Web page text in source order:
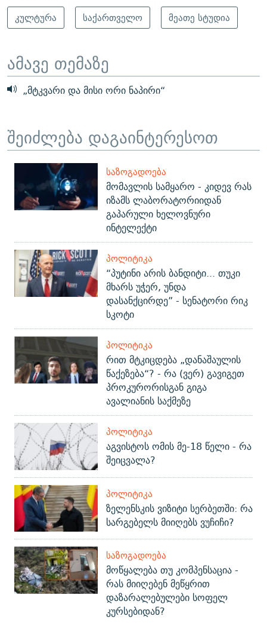
კულტურა
საქართველო მეათე სტუდია
ამავე თემაზე
„მტკვარი და მისი ორი ნაპირი“
შეიძლება დაგაინტერესოთ
ᲡᲐᲖᲝᲒᲐᲓᲝᲔᲑᲐ
მომავლის სამყარო - კიდევ რას
იზამს ლაბორატორიიდან
გაპარული ხელოვნური
ინტელექტი
ᲞᲝᲚᲘᲢᲘᲙᲐ
“პუტინი არის ბანდიტი... თუკი
მხარს უჭერ, უნდა
დასანქცირდე” - სენატორი რიკ
სკოტი
ᲞᲝᲚᲘᲢᲘᲙᲐ
რით მტკიცდება „დანაშაულის
წაქეზება“? - რა (ვერ) გავიგეთ
პროკურორისგან გიგა
ავალიანის საქმეზე
ᲞᲝᲚᲘᲢᲘᲙᲐ
აგვისტოს ომის მე-18 წელი - რა
შეიცვალა?
ᲞᲝᲚᲘᲢᲘᲙᲐ
ზელენსკის ვიზიტი სერბეთში: რა
სარგებელს მიიღებს ვუჩიჩი?
ᲡᲐᲖᲝᲒᲐᲓᲝᲔᲑᲐ
მოწყალება თუ კომპენსაცია -
რას მიიღებენ მეწყრით
დაზარალებულები სოფელ
კურსებიდან?